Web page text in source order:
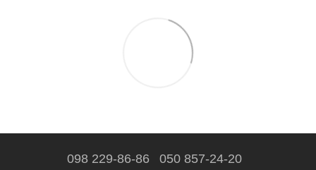
098 229-86-86 050 857-24-20